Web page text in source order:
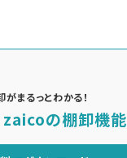
まるっとわかる！
zaicoの棚卸機能